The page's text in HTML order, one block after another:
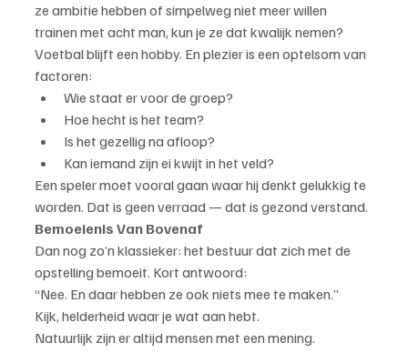
ze ambitie hebben of simpelweg niet meer willen
trainen met acht man, kun je ze dat kwalijk nemen?
Voetbal blijft een hobby. En plezier is een optelsom van
factoren:
Wie staat er voor de groep?
Hoe hecht is het team?
Is het gezellig na afloop?
Kan iemand zijn ei kwijt in het veld?
Een speler moet vooral gaan waar hij denkt gelukkig te
worden. Dat is geen verraad — dat is gezond verstand.
Bemoeienis Van Bovenaf
Dan nog zo’n klassieker: het bestuur dat zich met de
opstelling bemoeit. Kort antwoord:
“Nee. En daar hebben ze ook niets mee te maken.”
Kijk, helderheid waar je wat aan hebt.
Natuurlijk zijn er altijd mensen met een mening.